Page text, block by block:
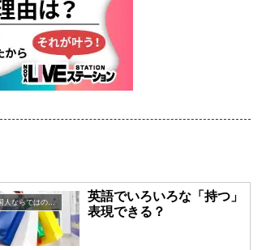
外国人ならではの英語表現
英語でいろいろな「持つ」
表現できる？